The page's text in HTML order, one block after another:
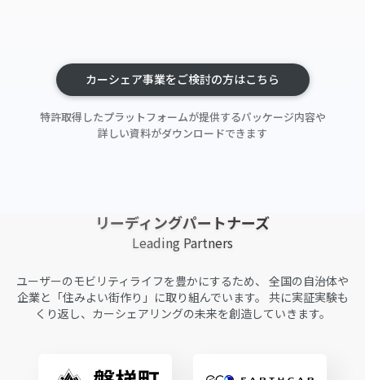
カーシェア事業をご検討の方はこちら
特許取得したプラットフォームが提供するパッケージ内容や
詳しい資料がダウンロードできます
リーディングパートナーズ
Leading Partners
ユーザーのモビリティライフを豊かにするため、 全国の自治体や
企業と「住みよい街作り」に取り組んでいます。 共に実証実験も
くり返し、カーシェアリングの未来を創造していきます。